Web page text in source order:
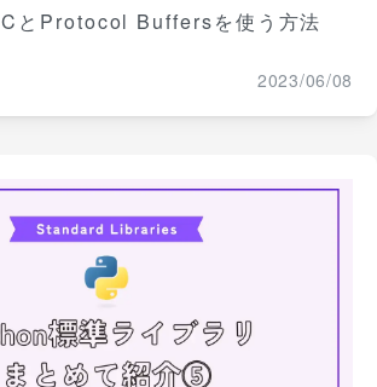
とProtocol Buffersを使う方法
2023/06/08